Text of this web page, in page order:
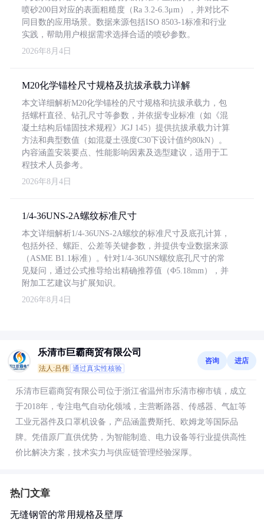
喷砂200目对应的表面粗糙度（Ra 3.2-6.3μm），并对比不
同目数的应用场景。数据来源包括ISO 8503-1标准和行业
实践，帮助用户根据需求选择合适的喷砂参数。
2026年8月4日
M20化学锚栓尺寸规格及抗拔承载力详解
本文详细解析M20化学锚栓的尺寸规格和抗拔承载力，包
括螺杆直径、钻孔尺寸等参数，并依据专业标准（如《混
凝土结构后锚固技术规程》JGJ 145）提供抗拔承载力计算
方法和典型数值（如混凝土强度C30下设计值约80kN）。
内容涵盖安装要点、性能影响因素及选型建议，适用于工
程技术人员参考。
2026年8月4日
1/4-36UNS-2A螺纹标准尺寸
本文详细解析1/4-36UNS-2A螺纹的标准尺寸及底孔计算，
包括外径、螺距、公差等关键参数，并提供专业数据来源
（ASME B1.1标准）。针对1/4-36UNS螺纹底孔尺寸的常
见疑问，通过公式推导给出精确推荐值（Φ5.18mm），并
附加工艺建议与扩展知识。
2026年8月4日
乐清市巨霸商贸有限公司
法人:吕伟 通过真实性核验
咨询 进店
乐清市巨霸商贸有限公司位于浙江省温州市乐清市柳市镇，成立
于2018年，专注电气自动化领域，主营断路器、传感器、气缸等
工业元器件及口罩机设备，产品涵盖费斯托、欧姆龙等国际品
牌。凭借原厂直供优势，为智能制造、电力设备等行业提供高性
价比解决方案，技术实力与供应链管理经验深厚。
热门文章
无缝钢管的常用规格及壁厚